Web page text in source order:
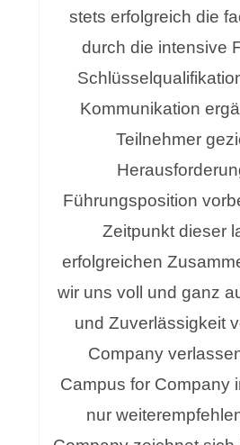
stets erfolgreich die
durch die intensive
Kommunikation
Teilnehmer
Führungsposition
Zeitpunkt dieser
erfolgreichen
wir uns voll und ganz
und Zuverlässigkeit
Company
Campus for Company
nur